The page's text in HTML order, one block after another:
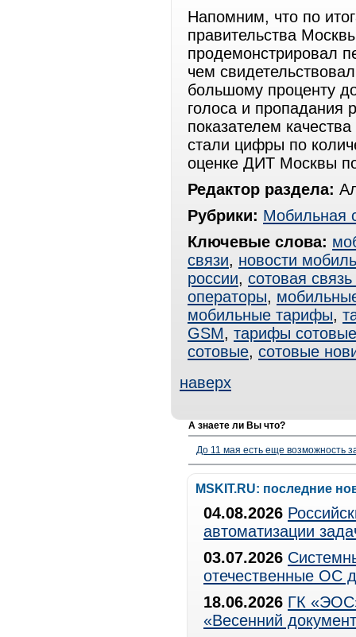
Напомним, что по
правительства
продемонстрировал
чем
большому проценту
голоса и пропадания
показателем
стали цифры по
оценке ДИТ Москвы
Редактор раздела:
Рубрики: Мобильная
Ключевые слова:
связи, новости
россии, сотовая
операторы,
мобильные тарифы,
GSM, тарифы сотовые
сотовые, сотовые
наверх
А знаете ли Вы что?
До 11 мая есть еще возможность
MSKIT.RU: последние
04.08.2026
автоматизации
03.07.2026
отечественные ОС
18.06.2026 ГК
«Весенний